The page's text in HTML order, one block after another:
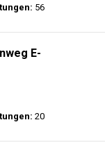
56
E-
20